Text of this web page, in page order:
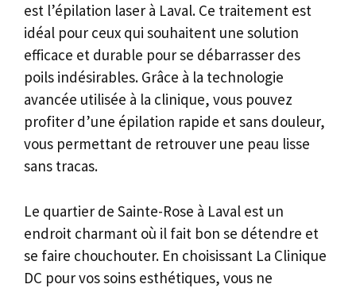
est l’épilation laser à Laval. Ce traitement est
idéal pour ceux qui souhaitent une solution
efficace et durable pour se débarrasser des
poils indésirables. Grâce à la technologie
avancée utilisée à la clinique, vous pouvez
profiter d’une épilation rapide et sans douleur,
vous permettant de retrouver une peau lisse
sans tracas.
Le quartier de Sainte-Rose à Laval est un
endroit charmant où il fait bon se détendre et
se faire chouchouter. En choisissant La Clinique
DC pour vos soins esthétiques, vous ne